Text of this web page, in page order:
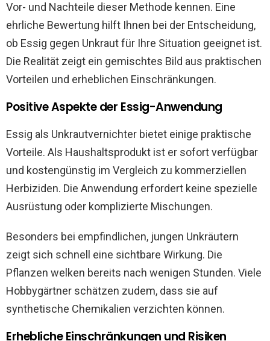
Vor- und Nachteile dieser Methode kennen. Eine
ehrliche Bewertung hilft Ihnen bei der Entscheidung,
ob Essig gegen Unkraut für Ihre Situation geeignet ist.
Die Realität zeigt ein gemischtes Bild aus praktischen
Vorteilen und erheblichen Einschränkungen.
Positive Aspekte der Essig-Anwendung
Essig als Unkrautvernichter bietet einige praktische
Vorteile. Als Haushaltsprodukt ist er sofort verfügbar
und kostengünstig im Vergleich zu kommerziellen
Herbiziden. Die Anwendung erfordert keine spezielle
Ausrüstung oder komplizierte Mischungen.
Besonders bei empfindlichen, jungen Unkräutern
zeigt sich schnell eine sichtbare Wirkung. Die
Pflanzen welken bereits nach wenigen Stunden. Viele
Hobbygärtner schätzen zudem, dass sie auf
synthetische Chemikalien verzichten können.
Erhebliche Einschränkungen und Risiken